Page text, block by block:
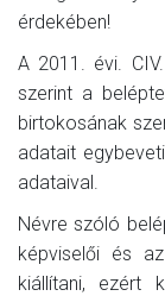
érdekében!
A 2011. évi.
szerint a
birtokosának
adatait
adataival.
Névre szóló
képviselői és
kiállítani, ezért